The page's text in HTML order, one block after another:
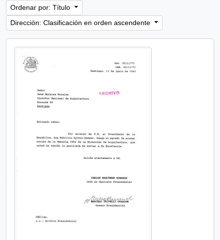
Ordenar por: Título
Dirección: Clasificación en orden ascendente